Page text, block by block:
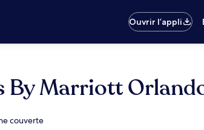
Ouvrir l’appli
By Marriott
couverte